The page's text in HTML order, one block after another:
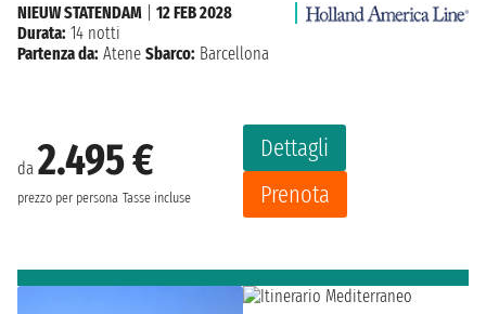
da 2.495 €
prezzo per persona Tasse incluse
Dettagli
Prenota
NIEUW STATENDAM
12 FEB 2028
Durata: 14 notti
Partenza da: Atene Sbarco: Barcellona